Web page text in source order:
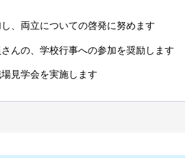
、両立についての啓発に努めます
んの、学校行事への参加を奨励します
見学会を実施します